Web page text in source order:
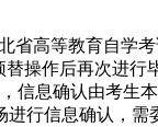
省高等教育自学
操作后再次进行
信息确认由考生
行信息确认，